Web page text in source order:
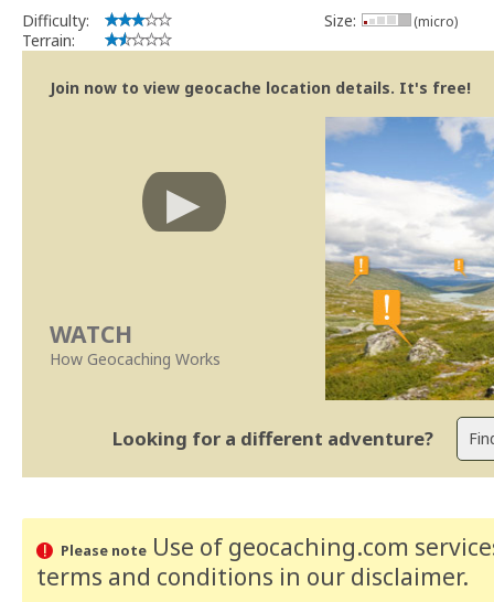
Difficulty:
Terrain:
Size: (micro)
Join now to view geocache location details. It's free!
WATCH
How Geocaching Works
Looking for a different adventure?
Please noteUse of geocaching.com
terms and conditions in our disclaimer.